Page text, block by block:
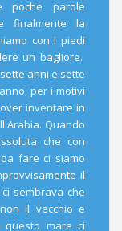
poche parole
finalmente la
con i piedi
un bagliore.
sette anni e sette
per i motivi
inventare in
Quando
che con
fare ci siamo
il
sembrava che
il vecchio e
questo mare ci